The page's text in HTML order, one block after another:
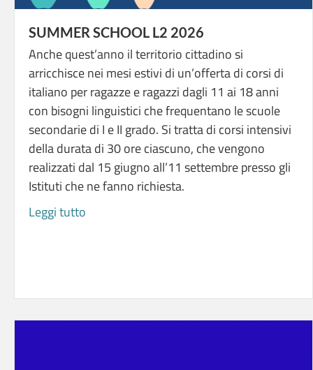
SUMMER SCHOOL L2 2026
Anche quest’anno il territorio cittadino si
arricchisce nei mesi estivi di un’offerta di corsi di
italiano per ragazze e ragazzi dagli 11 ai 18 anni
con bisogni linguistici che frequentano le scuole
secondarie di I e II grado. Si tratta di corsi intensivi
realizzati dal 15 giugno all’11 settembre presso gli